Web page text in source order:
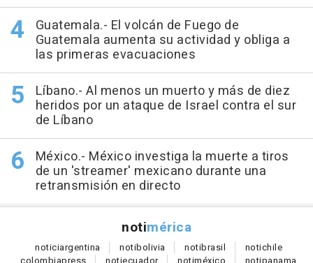
Guatemala.- El volcán de Fuego de
Guatemala aumenta su actividad y obliga a
las primeras evacuaciones
Líbano.- Al menos un muerto y más de diez
heridos por un ataque de Israel contra el sur
de Líbano
México.- México investiga la muerte a tiros
de un 'streamer' mexicano durante una
retransmisión en directo
notimérica
noticiargentina notibolivia notibrasil notichile